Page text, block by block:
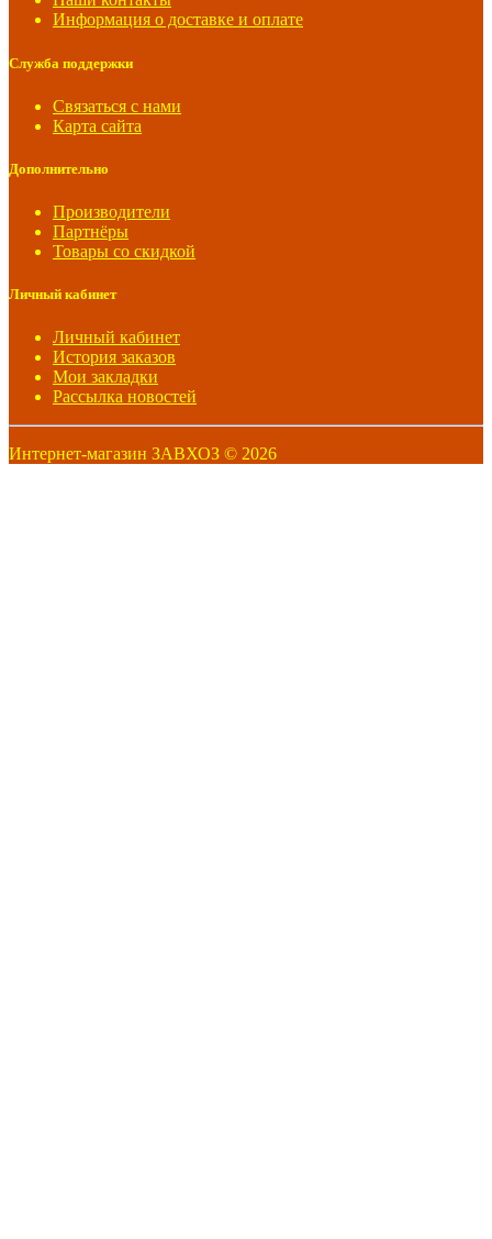
Информация о доставке и оплате
Служба поддержки
Связаться с нами
Карта сайта
Дополнительно
Производители
Партнёры
Товары со скидкой
Личный кабинет
Личный кабинет
История заказов
Мои закладки
Рассылка новостей
Интернет-магазин ЗАВХОЗ © 2026